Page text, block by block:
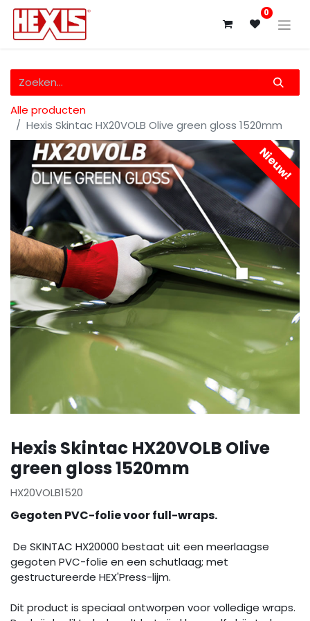
0
Alle producten
Hexis Skintac HX20VOLB Olive green gloss 1520mm
Nieuw!
Hexis Skintac HX20VOLB Olive
green gloss 1520mm
HX20VOLB1520
Gegoten PVC-folie voor full-wraps.
De SKINTAC HX20000 bestaat uit een meerlaagse
gegoten PVC-folie en een schutlaag; met
gestructureerde HEX'Press-lijm.
Dit product is speciaal ontworpen voor volledige wraps.